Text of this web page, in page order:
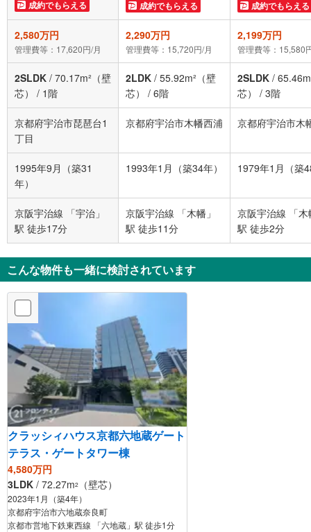
成約でもらえる 成約でもらえる 成約でもらえる
2,580万円
管理費等：17,620円/月
2,290万円
管理費等：15,720円/月
2,199万円
管理費等：15,580
2SLDK / 70.17m²（壁
芯）
/ 1階
2LDK / 55.92m²（壁
芯）
/ 6階
2SLDK /
芯）
/ 3階
京都府宇治市琵琶台1
丁目
京都府宇治市木幡西浦 京都府宇治市木
1995年9月（築31
年）
1993年1月（築34年） 1979年1月（築
京阪宇治線 「宇治」
駅 徒歩17分
京阪宇治線 「木幡」
駅 徒歩11分
京阪宇治線 「木
駅 徒歩2分
こんな物件も一緒に検討されています
クラッシィハウス京都六地蔵ゲート
テラス・ゲートタワー棟
4,580万円
3LDK / 72.27m2 （壁芯）
2023年1月（築4年）
京都府宇治市六地蔵奈良町
京都市営地下鉄東西線 「六地蔵」駅 徒歩1分